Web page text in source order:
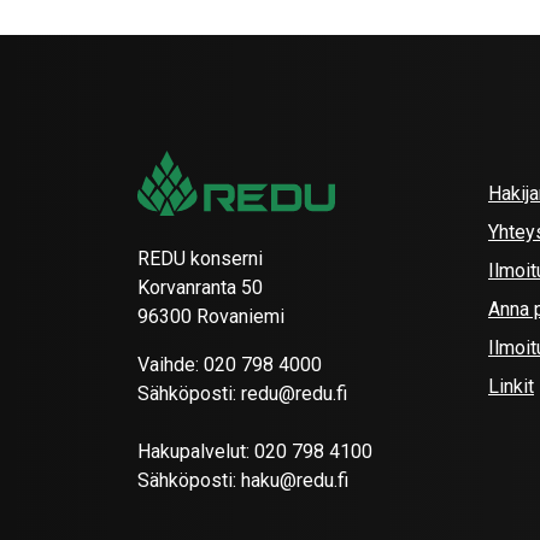
REDU konserni
Korvanranta 50
96300 Rovaniemi
Vaihde: 020 798 4000
Sähköposti: redu@redu.fi
Hakupalvelut: 020 798 4100
Sähköposti: haku@redu.fi
Anna
Linkit